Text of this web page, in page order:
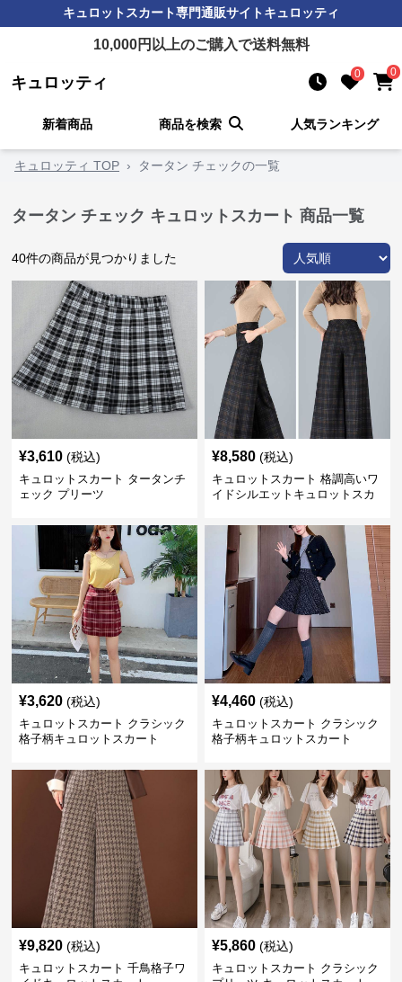
キュロットスカート専門通販サイトキュロッティ
10,000円以上のご購入で送料無料
キュロッティ 0 0
新着商品 商品を検索 人気ランキング
キュロッティ TOP › タータン チェックの一覧
タータン チェック キュロットスカート 商品一覧
40件の商品が見つかりました
¥3,610 (税込)
キュロットスカート タータンチ
ェック プリーツ
¥8,580 (税込)
キュロットスカート 格調高いワ
イドシルエットキュロットスカ
¥3,620 (税込)
キュロットスカート クラシック
格子柄キュロットスカート
¥4,460 (税込)
キュロットスカート クラシック
格子柄キュロットスカート
¥9,820 (税込)
キュロットスカート 千鳥格子ワ
¥5,860 (税込)
キュロットスカート クラシック